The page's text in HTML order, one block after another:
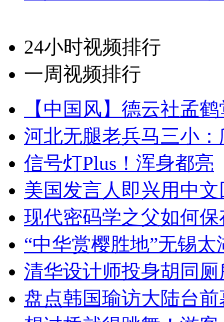
24小时视频排行
一周视频排行
【中国风】德云社孟
河北无腿老兵马三小
信号灯Plus！浑身都亮
美国发言人即兴用中
现代密码学之父如何
“中华赏樱胜地”无锡
清华设计师投身胡同
盘点韩国瑜访大陆台